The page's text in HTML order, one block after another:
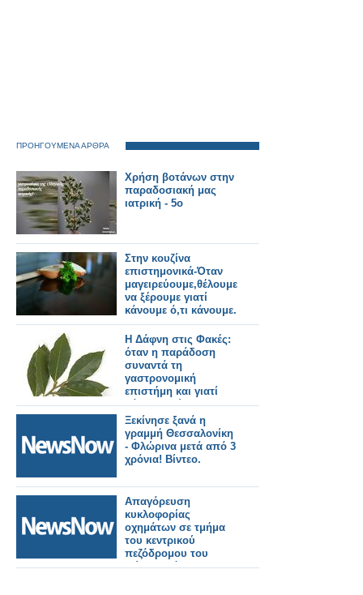
ΠΡΟΗΓΟΥΜΕΝΑ ΑΡΘΡΑ
Χρήση βοτάνων στην
παραδοσιακή μας
ιατρική - 5ο
Στην κουζίνα
επιστημονικά-Όταν
μαγειρεύουμε,θέλουμε
να ξέρουμε γιατί
κάνουμε ό,τι κάνουμε.
Η Δάφνη στις Φακές:
όταν η παράδοση
συναντά τη
γαστρονομική
επιστήμη και γιατί
βάζουμε φύλλα
δάφνης στις φακές!
Ξεκίνησε ξανά η
γραμμή Θεσσαλονίκη
- Φλώρινα μετά από 3
χρόνια! Βίντεο.
Απαγόρευση
κυκλοφορίας
οχημάτων σε τμήμα
του κεντρικού
πεζόδρομου του
Μύτικα, λόγω